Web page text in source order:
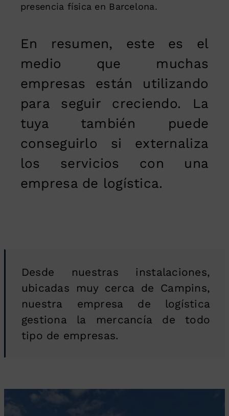
presencia física en Barcelona.
En resumen, este es el
medio que muchas
empresas están utilizando
para seguir creciendo. La
tuya también puede
conseguirlo si externaliza
los servicios con una
empresa de logística.
Desde nuestras instalaciones,
ubicadas muy cerca de Campins,
nuestra empresa de logística
gestiona la mercancía de todo
tipo de empresas.